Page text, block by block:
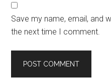
Save my name, email, and
the next time I comment.